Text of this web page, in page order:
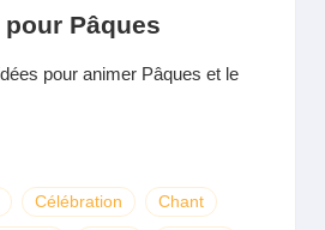
Pâques
pour animer Pâques et le
Célébration Chant